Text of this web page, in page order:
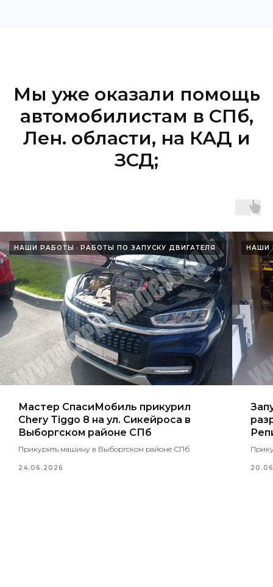
Мы уже оказали помощь
автомобилистам в СПб,
Лен. области, на КАД и
ЗСД;
НАШИ РАБОТЫ РАБОТЫ ПО ЗАПУСКУ ДВИГАТЕЛЯ
Мастер СпасиМобиль прикурил
Chery Tiggo 8 на ул. Сикейроса в
Выборгском районе СПб
Прикурить машину в Выборгском районе СПб
24.06.2026
НАШИ